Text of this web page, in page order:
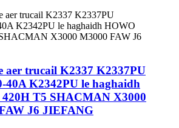
aer trucail K2337 K2337PU
40A K2342PU le haghaidh
T5 SHACMAN X3000
J6 JIEFANG